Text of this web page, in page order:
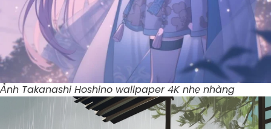
Ảnh Takanashi Hoshino wallpaper 4K nhẹ nhàng